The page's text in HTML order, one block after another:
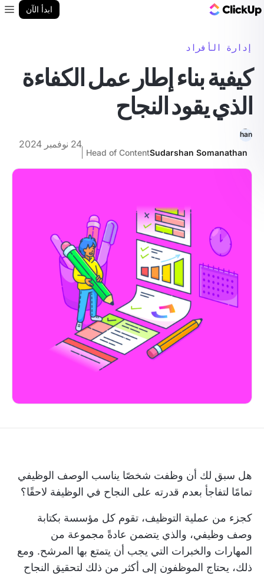
ابدأ الآن
إدارة الأفراد
كيفية بناء إطار عمل الكفاءة
الذي يقود النجاح
Sudarshan Somanathan
Head of Content
24 نوفمبر 2024
هل سبق لك أن وظفت شخصًا يناسب الوصف الوظيفي
تمامًا لتفاجأ بعدم قدرته على النجاح في الوظيفة لاحقًا؟
كجزء من عملية التوظيف، تقوم كل مؤسسة بكتابة
وصف وظيفي، والذي يتضمن عادةً مجموعة من
المهارات والخبرات التي يجب أن يتمتع بها المرشح. ومع
ذلك، يحتاج الموظفون إلى أكثر من ذلك لتحقيق النجاح